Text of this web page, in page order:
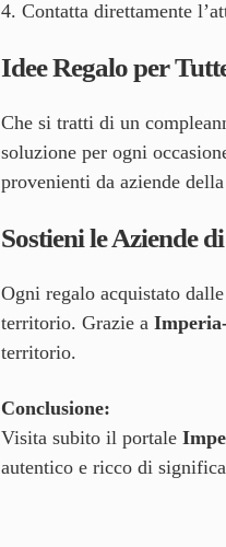
Contatta direttamente
Idee Regalo per
Che si tratti di un
soluzione per ogni
provenienti da aziende
Sostieni le Aziende
Ogni regalo acquistato
territorio. Grazie a
territorio.
Conclusione:
Visita subito il portale
autentico e ricco di